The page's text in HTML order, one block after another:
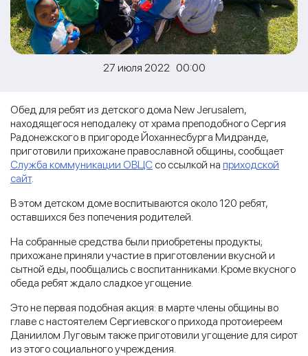
27 июля 2022 00:00
Обед для ребят из детского дома New Jerusalem,
находящегося неподалеку от храма преподобного Сергия
Радонежского в пригороде Йоханнесбурга Мидранде,
приготовили прихожане православной общины, сообщает
Служба коммуникации ОВЦС со ссылкой на приходской
сайт.
В этом детском доме воспитываются около 120 ребят,
оставшихся без попечения родителей.
На собранные средства были приобретены продукты;
прихожане приняли участие в приготовлении вкусной и
сытной еды, пообщались с воспитанниками. Кроме вкусного
обеда ребят ждало сладкое угощение.
Это не первая подобная акция: в марте члены общины во
главе с настоятелем Сергиевского прихода протоиереем
Даниилом Луговым также приготовили угощение для сирот
из этого социального учреждения.